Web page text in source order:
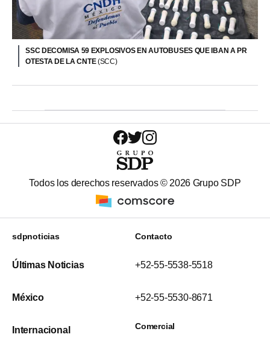
SSC DECOMISA 59 EXPLOSIVOS EN AUTOBUSES QUE IBAN A PR
OTESTA DE LA CNTE(SCC)
Todos los derechos reservados © 2026 Grupo SDP
sdpnoticias
Últimas Noticias
México
Internacional
Contacto
+52-55-5538-5518
+52-55-5530-8671
Comercial